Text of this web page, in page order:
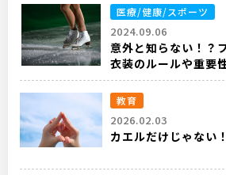
医療/健康/スポーツ
2024.09.06
意外と知らない！？
衣装のルールや重要
教育
2026.02.03
カエルだけじゃない